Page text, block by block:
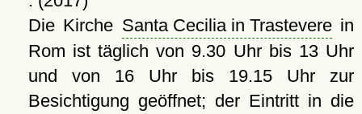
Die Kirche Santa Cecilia in Trasteverein
Rom ist täglich von 9.30 Uhr bis 13 Uhr
und von 16 Uhr bis 19.15 Uhr zur
Besichtigung geöffnet; der Eintritt in die